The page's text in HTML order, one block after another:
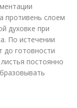
противень слоем
духовке при
По истечении
до готовности
постоянно